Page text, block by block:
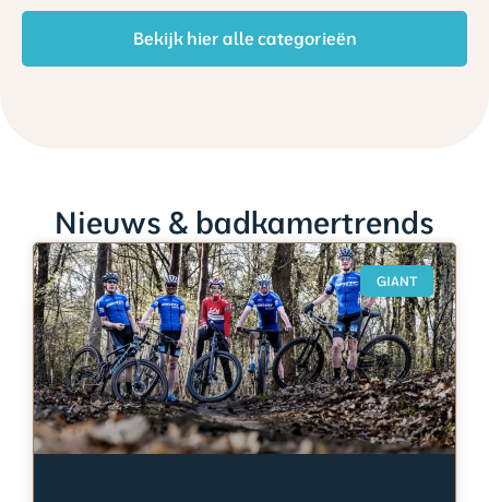
Bekijk hier alle categorieën
Nieuws & badkamertrends
GIANT